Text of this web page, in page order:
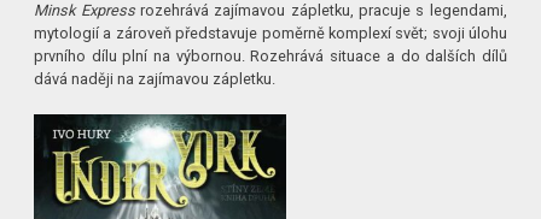
Minsk Express rozehrává zajímavou zápletku, pracuje s legendami,
mytologií a zároveň představuje poměrně komplexí svět; svoji úlohu
prvního dílu plní na výbornou. Rozehrává situace a do dalších dílů
dává naději na zajímavou zápletku.